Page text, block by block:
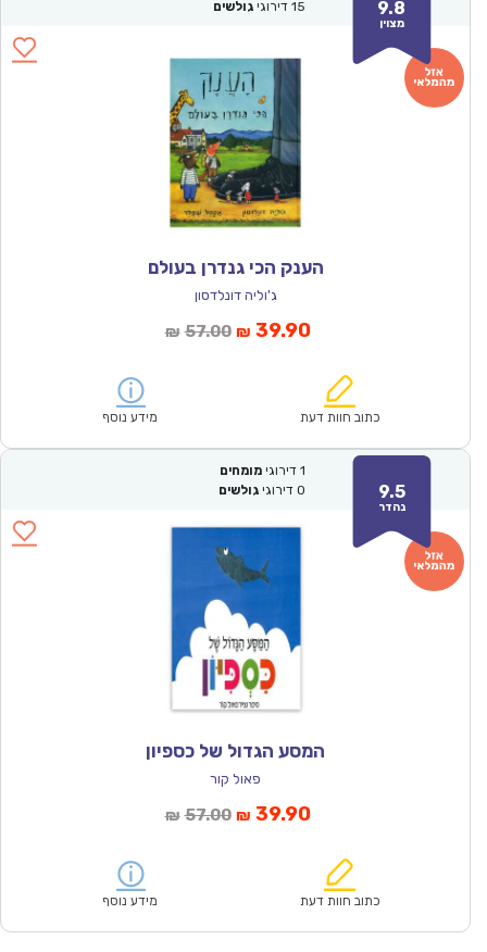
9.8
מצוין
15 דירוגי גולשים
הענק הכי גנדרן בעולם
ג'וליה דונלדסון
₪ 57.00המחיר
₪57.00.
₪ 39.90המחיר
הוא:
כתוב חוות דעת מידע נוסף
9.5
נהדר
1 דירוגי מומחים
0 דירוגי גולשים
המסע הגדול של כספיון
פאול קור
₪ 57.00המחיר
₪57.00.
₪ 39.90המחיר
הוא:
כתוב חוות דעת מידע נוסף